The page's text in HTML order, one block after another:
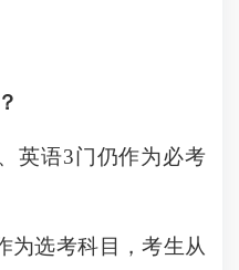
英语3门仍作为必考
为选考科目，考生从